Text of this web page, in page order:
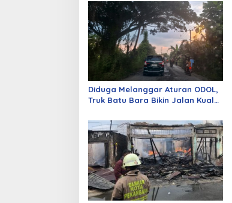
Diduga Melanggar Aturan ODOL,
Truk Batu Bara Bikin Jalan Kuala